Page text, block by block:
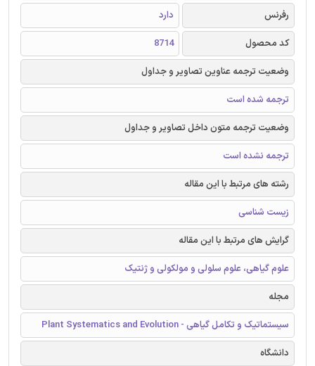
رفرنس
دارد
کد محصول
8714
وضعیت ترجمه عناوین تصاویر و جداول
ترجمه شده است
وضعیت ترجمه متون داخل تصاویر و جداول
ترجمه نشده است
رشته های مرتبط با این مقاله
زیست شناسی
گرایش های مرتبط با این مقاله
علوم گیاهی، علوم سلولی و مولکولی و ژنتیک
مجله
سیستماتیک و تکامل گیاهی - Plant Systematics and Evolution
دانشگاه